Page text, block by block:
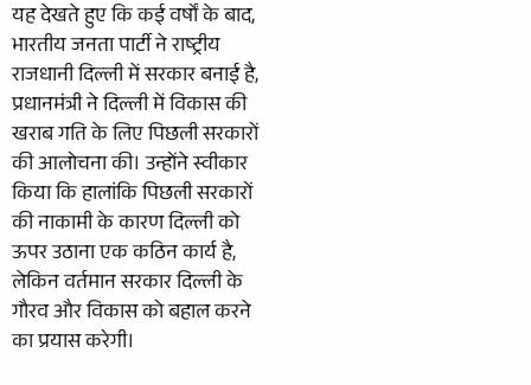
यह देखते हुए कि कई वर्षों के बाद,
भारतीय जनता पार्टी ने राष्ट्रीय
राजधानी दिल्ली में सरकार बनाई है,
प्रधानमंत्री ने दिल्ली में विकास की
खराब गति के लिए पिछली सरकारों
की आलोचना की। उन्होंने स्वीकार
किया कि हालांकि पिछली सरकारों
की नाकामी के कारण दिल्ली को
ऊपर उठाना एक कठिन कार्य है,
लेकिन वर्तमान सरकार दिल्ली के
गौरव और विकास को बहाल करने
का प्रयास करेगी।